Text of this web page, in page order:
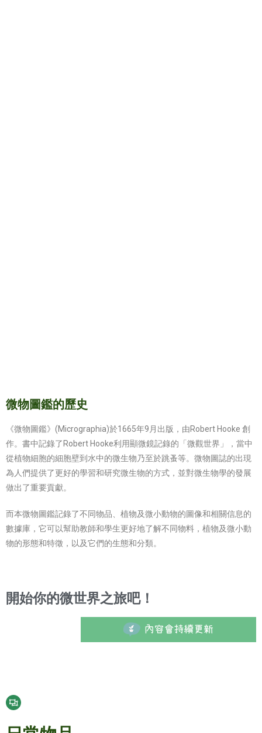
微物圖鑑的歷史
《微物圖鑑》(Micrographia)於1665年9月出版，由Robert Hooke 創
作。書中記錄了Robert Hooke利用顯微鏡記錄的「微觀世界」，當中
從植物細胞的細胞壁到水中的微生物乃至於跳蚤等。微物圖誌的出現
為人們提供了更好的學習和研究微生物的方式，並對微生物學的發展
做出了重要貢獻。
而本微物圖鑑記錄了不同物品、植物及微小動物的圖像和相關信息的
數據庫，它可以幫助教師和學生更好地了解不同物料，植物及微小動
物的形態和特徵，以及它們的生態和分類。
開始你的微世界之旅吧！